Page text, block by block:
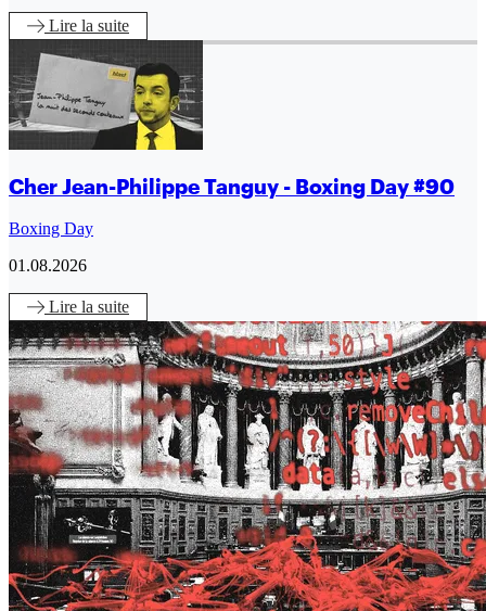
Lire la suite
Cher Jean-Philippe Tanguy - Boxing Day #90
Boxing Day
01.08.2026
Lire la suite